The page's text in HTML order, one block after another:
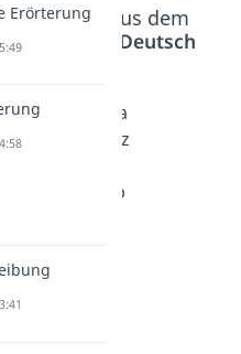
Inhalte aus dem
Textarten Deutsch
Materia
lgestütz
Schreib
Erörterung